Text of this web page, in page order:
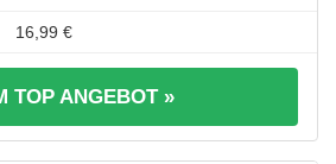
16,99 €
TOP ANGEBOT »